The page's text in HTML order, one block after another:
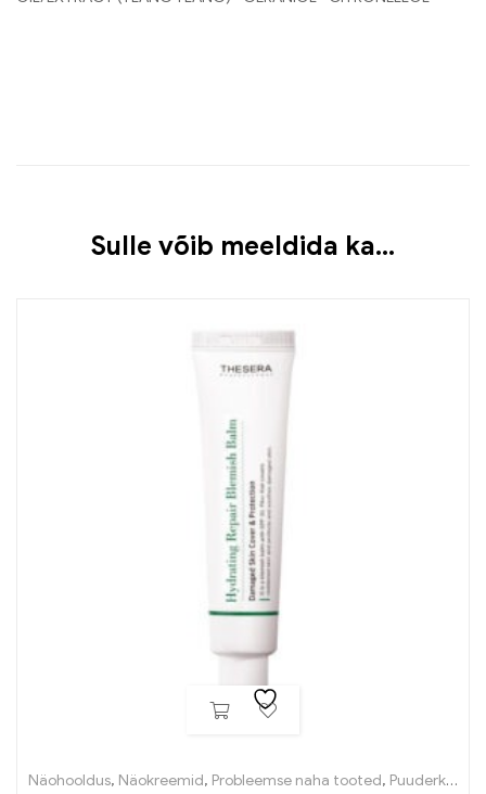
Sulle võib meeldida ka…
Näohooldus, Näokreemid, Probleemse naha tooted, Puuderkreemid ja toonivad tooted